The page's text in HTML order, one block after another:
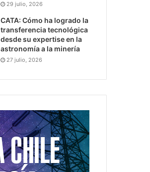
29 julio, 2026
CATA: Cómo ha logrado la
transferencia tecnológica
desde su expertise en la
astronomía a la minería
27 julio, 2026